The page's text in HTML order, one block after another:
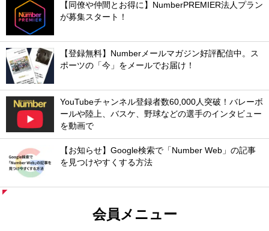
【同僚や仲間とお得に】NumberPREMIER法人プラン
が募集スタート！
【登録無料】Numberメールマガジン好評配信中。ス
ポーツの「今」をメールでお届け！
YouTubeチャンネル登録者数60,000人突破！バレーボ
ールや陸上、バスケ、野球などの選手のインタビュー
を動画で
【お知らせ】Google検索で「Number Web」の記事
を見つけやすくする方法
会員メニュー